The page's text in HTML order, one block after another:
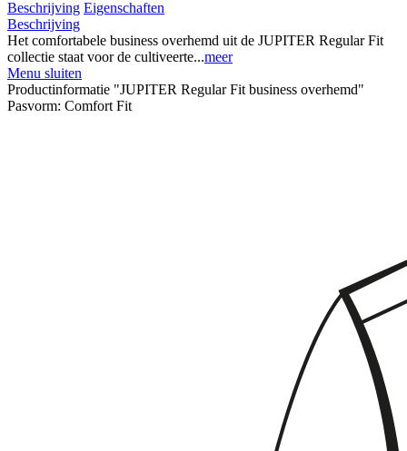
Beschrijving Eigenschaften
Beschrijving
Het comfortabele business overhemd uit de JUPITER Regular Fit
collectie staat voor de cultiveerte...meer
Menu sluiten
Productinformatie "JUPITER Regular Fit business overhemd"
Pasvorm: Comfort Fit